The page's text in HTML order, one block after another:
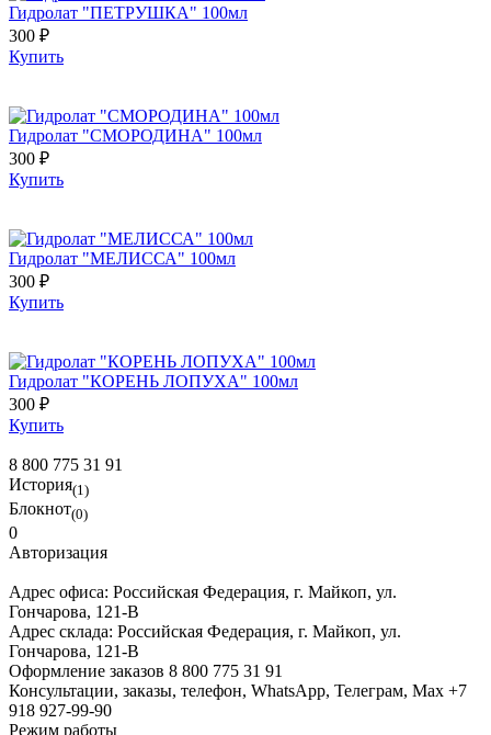
Гидролат "ПЕТРУШКА" 100мл
300 ₽
Купить
Гидролат "СМОРОДИНА" 100мл
300 ₽
Купить
Гидролат "МЕЛИССА" 100мл
300 ₽
Купить
Гидролат "КОРЕНЬ ЛОПУХА" 100мл
300 ₽
Купить
8 800 775 31 91
История(1)
Блокнот(0)
0
Авторизация
Адрес офиса: Российская Федерация, г. Майкоп, ул.
Гончарова, 121-В
Адрес склада: Российская Федерация, г. Майкоп, ул.
Гончарова, 121-В
Оформление заказов 8 800 775 31 91
Консультации, заказы, телефон, WhatsApp, Телеграм, Мах +7
918 927-99-90
Режим работы